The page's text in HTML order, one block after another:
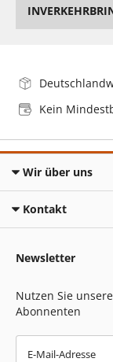
Kein
Wir über uns
Kontakt
Newsletter
Nutzen Sie
Abonnenten
E-Mail-Adresse